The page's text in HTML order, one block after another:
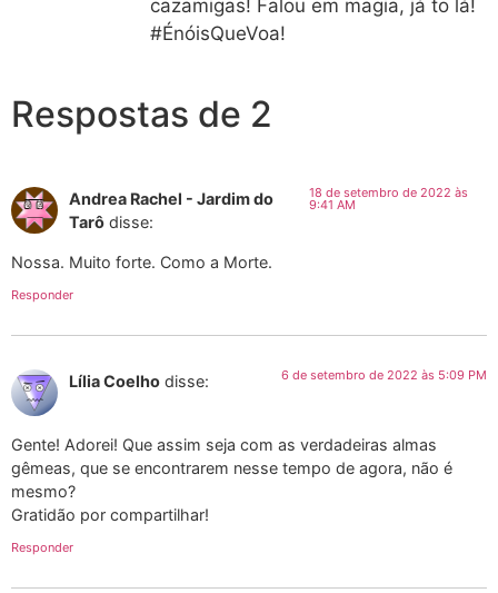
cazamigas! Falou em magia, já to lá!
#ÉnóisQueVoa!
Respostas de 2
Andrea Rachel - Jardim do
Tarô disse:
18 de setembro de 2022 às
9:41 AM
Nossa. Muito forte. Como a Morte.
Responder
Lília Coelho disse: 6 de setembro de 2022 às 5:09 PM
Gente! Adorei! Que assim seja com as verdadeiras almas
gêmeas, que se encontrarem nesse tempo de agora, não é
mesmo?
Gratidão por compartilhar!
Responder